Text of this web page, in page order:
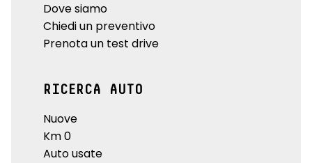
Dove siamo
Chiedi un preventivo
Prenota un test drive
RICERCA AUTO
Nuove
Km 0
Auto usate